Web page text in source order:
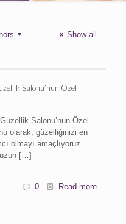
Show all
Salonu’nun Özel
Salonu’nun Özel
olarak, güzelliğinizi en
olmayı amaçlıyoruz.
[…]
0 Read more